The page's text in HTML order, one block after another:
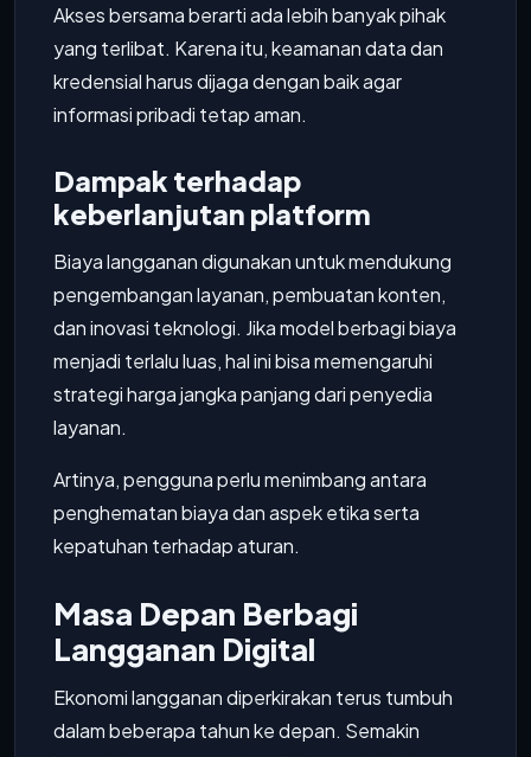
Akses bersama berarti ada lebih banyak pihak
yang terlibat. Karena itu, keamanan data dan
kredensial harus dijaga dengan baik agar
informasi pribadi tetap aman.
Dampak terhadap
keberlanjutan platform
Biaya langganan digunakan untuk mendukung
pengembangan layanan, pembuatan konten,
dan inovasi teknologi. Jika model berbagi biaya
menjadi terlalu luas, hal ini bisa memengaruhi
strategi harga jangka panjang dari penyedia
layanan.
Artinya, pengguna perlu menimbang antara
penghematan biaya dan aspek etika serta
kepatuhan terhadap aturan.
Masa Depan Berbagi
Langganan Digital
Ekonomi langganan diperkirakan terus tumbuh
dalam beberapa tahun ke depan. Semakin